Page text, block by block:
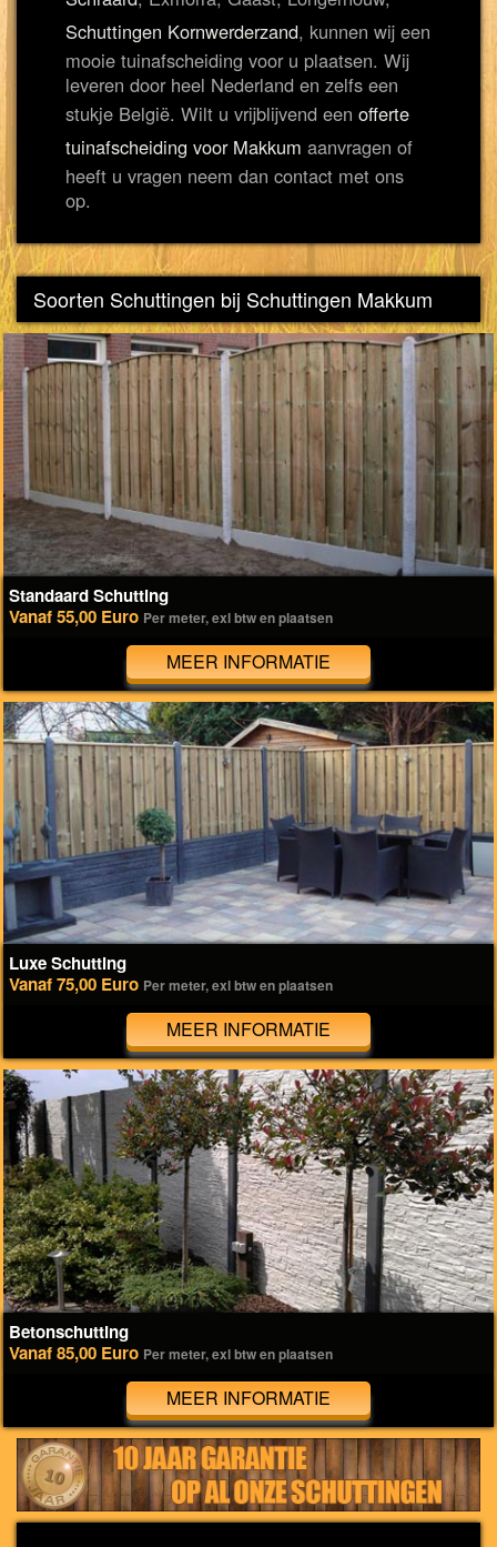
Schuttingen Kornwerderzand, kunnen wij een
mooie tuinafscheiding voor u plaatsen. Wij
leveren door heel Nederland en zelfs een
stukje België. Wilt u vrijblijvend een offerte
tuinafscheiding voor Makkum aanvragen of
heeft u vragen neem dan contact met ons
op.
Soorten Schuttingen bij Schuttingen Makkum
Standaard Schutting
Vanaf 55,00 Euro Per meter, exl btw en plaatsen
MEER INFORMATIE
Luxe Schutting
Vanaf 75,00 Euro Per meter, exl btw en plaatsen
MEER INFORMATIE
Betonschutting
Vanaf 85,00 Euro Per meter, exl btw en plaatsen
MEER INFORMATIE